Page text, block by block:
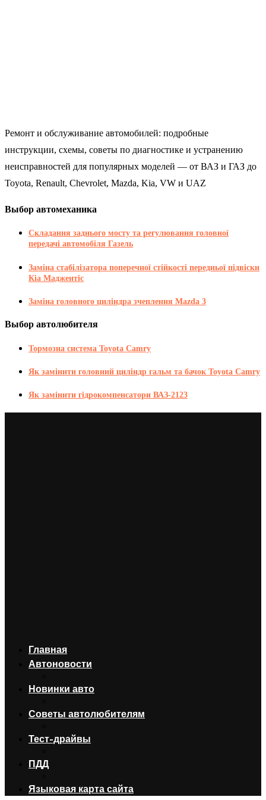
Ремонт и обслуживание автомобилей: подробные
инструкции, схемы, советы по диагностике и устранению
неисправностей для популярных моделей — от ВАЗ и ГАЗ до
Toyota, Renault, Chevrolet, Mazda, Kia, VW и UAZ
Выбор автомеханика
Складання заднього мосту та регулювання головної
передачі автомобіля Газель
Заміна стабілізатора поперечної стійкості передньої підвіски
Кіа Маджентіс
Заміна головного циліндра зчеплення Mazda 3
Выбор автолюбителя
Тормозна система Toyota Camry
Як замінити головний циліндр гальм та бачок Toyota Camry
Як замінити гідрокомпенсатори ВАЗ-2123
Главная
Автоновости
Новинки авто
Советы автолюбителям
Тест-драйвы
ПДД
Языковая карта сайта